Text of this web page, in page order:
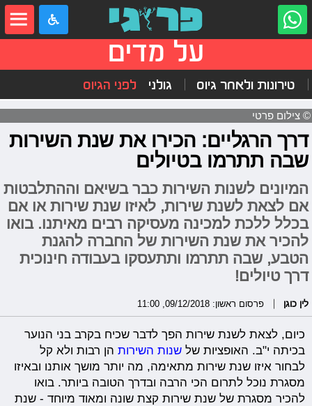
על מדים
טירונות ולאחר גיוס גולני לפני הגיוס
© צילום פרטי
דרך הרגליים: הכירו את שנת השירות
שבה תתרמו בטיולים
המיונים לשנות השירות כבר בשיאם וההתלבטות
אם לצאת לשנת שירות, לאיזו שנת שירות או אם
בכלל ללכת למכינה מעסיקה רבים מאיתנו. בואו
להכיר את שנת השירות של החברה להגנת
הטבע, שבה תתרמו ותתעסקו בעבודה חינוכית
דרך טיולים!
לין כוגן פרסום ראשון: 09/12/2018, 11:00
כיום, לצאת לשנת שירות הפך לדבר שכיח בקרב בני הנוער
בכיתה י"ב. האופציות שלשנות השירות הן רבות ולא קל
לבחור איזו שנת שירות מתאימה, מה יותר מושך אותנו ובאיזו
מסגרת נוכל לתרום הכי הרבה ובדרך הטובה ביותר. בואו
להכיר מסגרת של שנת שירות קצת שונה ומאוד מיוחד - שנת